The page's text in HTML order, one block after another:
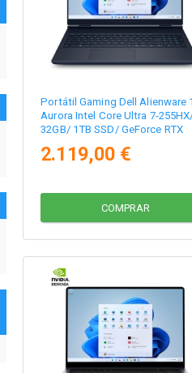
Portátil Gaming Dell Alienware
Aurora Intel Core Ultra 7-
32GB/ 1TB SSD/ GeForce RTX
2.119,00 €
COMPRAR